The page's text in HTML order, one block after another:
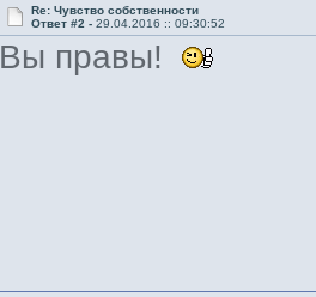
Re: Чувство собственности
Ответ #2 -29.04.2016 :: 09:30:52
Вы правы!